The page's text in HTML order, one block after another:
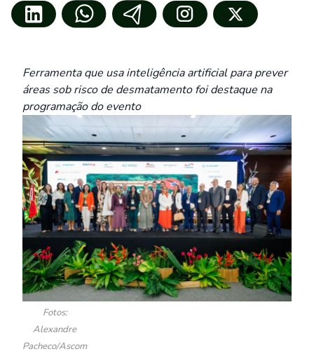
Ferramenta que usa inteligência artificial para prever
áreas sob risco de desmatamento foi destaque na
programação do evento
Fotos:
Alexandre
Pacheco/Ascom